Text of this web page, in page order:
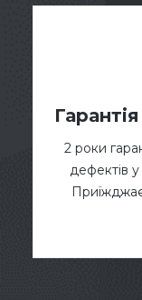
2 роки
дефектів